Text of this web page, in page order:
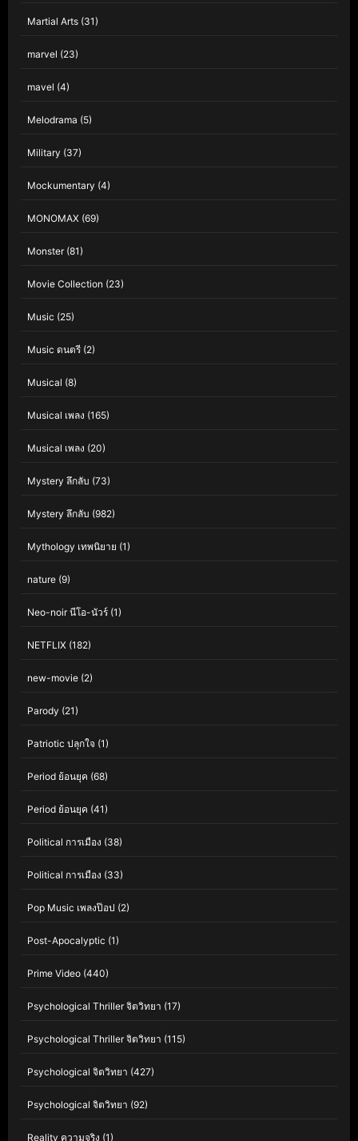
Martial Arts (31)
marvel (23)
mavel (4)
Melodrama (5)
Military (37)
Mockumentary (4)
MONOMAX (69)
Monster(81)
Movie Collection (23)
Music (25)
Music ดนตรี (2)
Musical (8)
Musical เพลง (165)
Musical เพลง (20)
Mystery ลึกลับ (73)
Mystery ลึกลับ (982)
Mythology เทพนิยาย (1)
nature (9)
Neo-noir นีโอ-นัวร์ (1)
NETFLIX (182)
new-movie (2)
Parody (21)
Patriotic ปลุกใจ (1)
Period ย้อนยุค (68)
Period ย้อนยุค (41)
Political การเมือง (38)
Political การเมือง (33)
Pop Music เพลงป๊อป (2)
Post-Apocalyptic (1)
Prime Video (440)
Psychological Thriller จิตวิทยา (17)
Psychological Thriller จิตวิทยา (115)
Psychological จิตวิทยา (427)
Psychological จิตวิทยา (92)
Reality ความจริง (1)